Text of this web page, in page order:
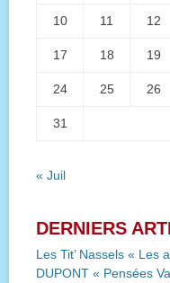
10 11 12
17 18 19
24 25 26
31
« Juil
DERNIERS
Les Tit’ Nassels « Les
DUPONT « Pensées